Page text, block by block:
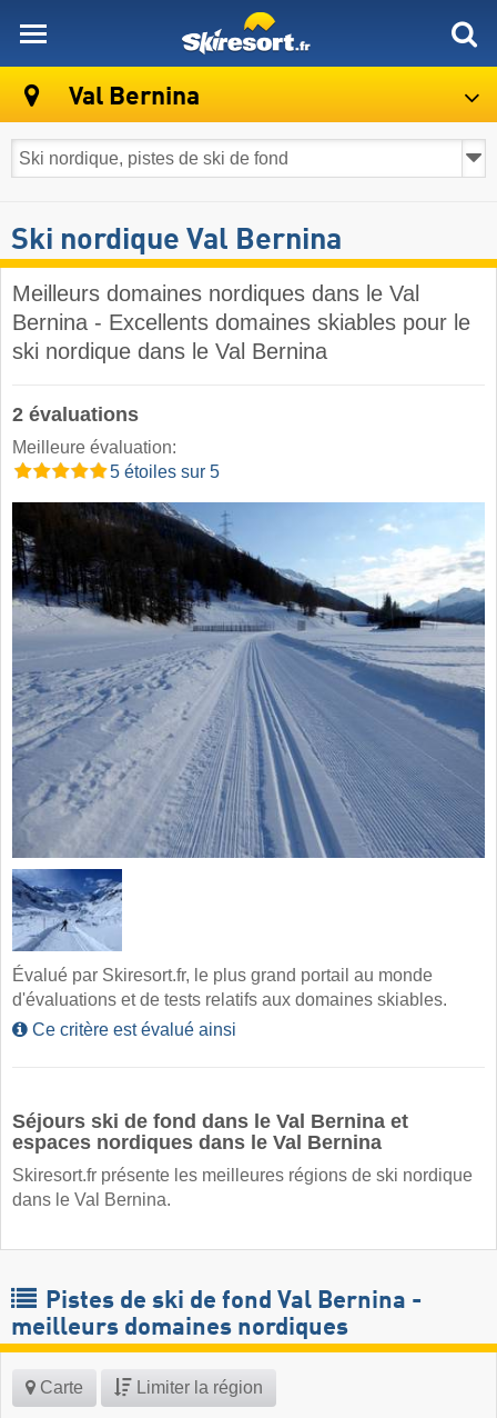
Val Bernina
Ski nordique Val Bernina
Meilleurs domaines nordiques dans le Val
Bernina - Excellents domaines skiables pour le
ski nordique dans le Val Bernina
2 évaluations
Meilleure évaluation:
5 étoiles sur 5
Évalué par Skiresort.fr, le plus grand portail au monde
d'évaluations et de tests relatifs aux domaines skiables.
Ce critère est évalué ainsi
Séjours ski de fond dans le Val Bernina et
espaces nordiques dans le Val Bernina
Skiresort.fr présente les meilleures régions de ski nordique
dans le Val Bernina.
Pistes de ski de fond Val Bernina -
meilleurs domaines nordiques
Carte Limiter la région